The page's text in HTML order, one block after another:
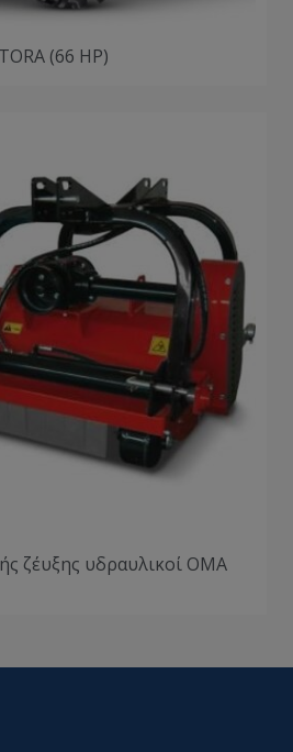
(66 HP)
ζέυξης υδραυλικοί ΟΜΑ